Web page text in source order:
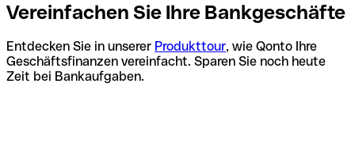
Vereinfachen Sie Ihre Bankgeschäfte
Entdecken Sie in unserer Produkttour, wie Qonto Ihre
Geschäftsfinanzen vereinfacht. Sparen Sie noch heute
Zeit bei Bankaufgaben.